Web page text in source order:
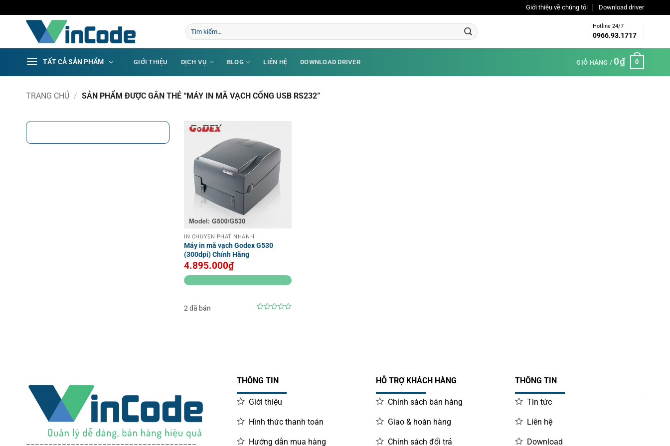
qua
Giới thiệu về chúng tôi Download driver
Tìm
kiếm:
Hotline 24/7
0966.93.1717
TẤT CẢ SẢN PHẨM GIỚI THIỆU DỊCH VỤ BLOG LIÊN HỆ DOWNLOAD DRIVER GIỎ HÀNG / 0₫ 0
TRANG CHỦ / SẢN PHẨM ĐƯỢC GẮN THẺ “MÁY IN MÃ VẠCH CỔNG USB RS232”
IN CHUYỂN PHÁT NHANH
Máy in mã vạch Godex G530
(300dpi) Chính Hãng
4.895.000₫
2 đã bán
THÔNG TIN
Giới thiệu
Hình thức thanh toán
Hướng dẫn mua hàng
HỖ TRỢ KHÁCH HÀNG
Chính sách bán hàng
Giao & hoàn hàng
Chính sách đổi trả
THÔNG TIN
Tin tức
Liên hệ
Download